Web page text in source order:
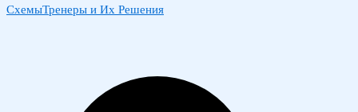
СхемыТренеры и Их Решения